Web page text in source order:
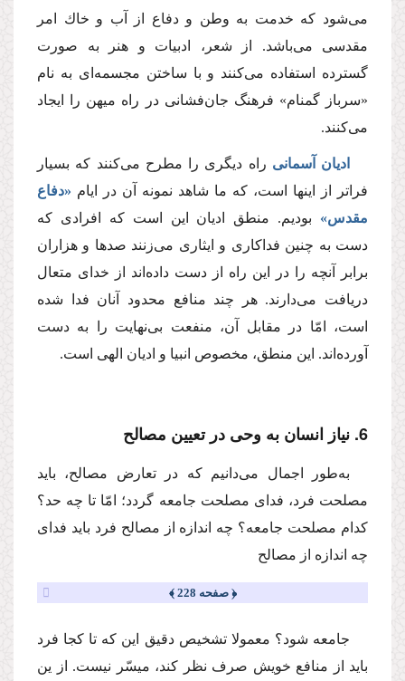
مى‌شود كه خدمت به وطن و دفاع از آب و خاك امر
مقدسى مى‌باشد. از شعر، ادبیات و هنر به صورت
گسترده استفاده مى‌كنند و با ساختن مجسمه‌اى به نام
«سرباز گمنام» فرهنگ جان‌فشانى در راه میهن را ایجاد
مى‌كنند.
ادیان آسمانى راه دیگرى را مطرح مى‌كنند كه بسیار
فراتر از اینها است، كه ما شاهد نمونه آن در ایام «دفاع
مقدس» بودیم. منطق ادیان این است كه افرادى كه
دست به چنین فداكارى و ایثارى مى‌زنند صدها و هزاران
برابر آنچه را در این راه از دست داده‌اند از خداى متعال
دریافت مى‌دارند. هر چند منافع محدود آنان فدا شده
است، امّا در مقابل آن، منفعت بى‌نهایت را به دست
آورده‌اند. این منطق، مخصوص انبیا و ادیان الهى است.
6. نیاز انسان به وحى در تعیین مصالح
به‌طور اجمال مى‌دانیم كه در تعارض مصالح، باید
مصلحت فرد، فداى مصلحت جامعه گردد؛ امّا تا چه حد؟
كدام مصلحت جامعه؟ چه اندازه از مصالح فرد باید فداى
چه اندازه از مصالح
﴿ صفحه 228 ﴾
جامعه شود؟ معمولا تشخیص دقیق این كه تا كجا فرد
باید از منافع خویش صرف نظر كند، میسّر نیست. از ین